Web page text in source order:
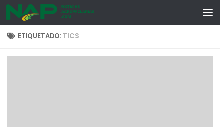
Skip to content
ETIQUETADO: TICS